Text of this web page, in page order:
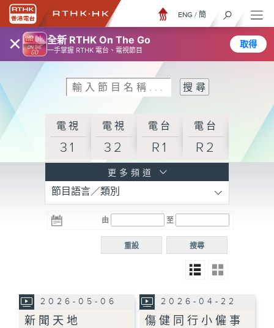
× 全新 RTHK On The Go
一手掌握 RTHK 電台、電視節目
取得
ENG / 簡
電視
31
電視
32
電台
R1
電台
R2
R3
電台 電台
R5
電台
普通
更多頻道
節目語言／類別
由 至
搜尋
重設
2026-05-06
新聞天地
2026-04-22
傷健同行小僱事